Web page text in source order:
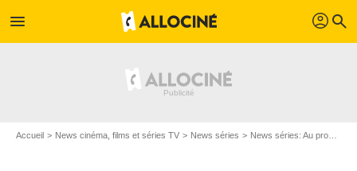
menu profil search
Accueil News cinéma, films et séries TV News séries News séries: Au programme